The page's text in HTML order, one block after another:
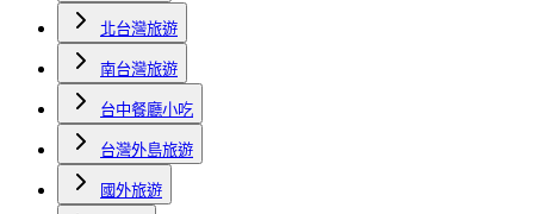
北台灣旅遊
南台灣旅遊
台中餐廳小吃
台灣外島旅遊
國外旅遊